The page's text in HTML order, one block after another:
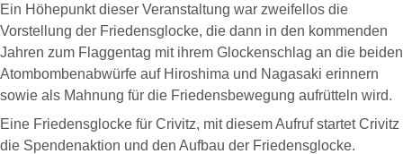
Ein Höhepunkt dieser Veranstaltung war zweifellos die
Vorstellung der Friedensglocke, die dann in den kommenden
Jahren zum Flaggentag mit ihrem Glockenschlag an die beiden
Atombombenabwürfe auf Hiroshima und Nagasaki erinnern
sowie als Mahnung für die Friedensbewegung aufrütteln wird.
Eine Friedensglocke für Crivitz, mit diesem Aufruf startet Crivitz
die Spendenaktion und den Aufbau der Friedensglocke.